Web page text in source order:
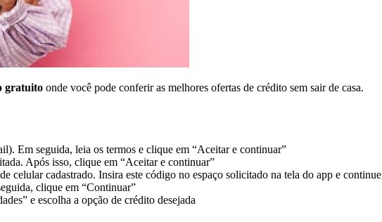
gratuito onde você pode conferir as melhores ofertas de crédito sem sair de casa.
Em seguida, leia os termos e clique em “Aceitar e continuar”
Após isso, clique em “Aceitar e continuar”
celular cadastrado. Insira este código no espaço solicitado na tela do app e continue
clique em “Continuar”
e escolha a opção de crédito desejada